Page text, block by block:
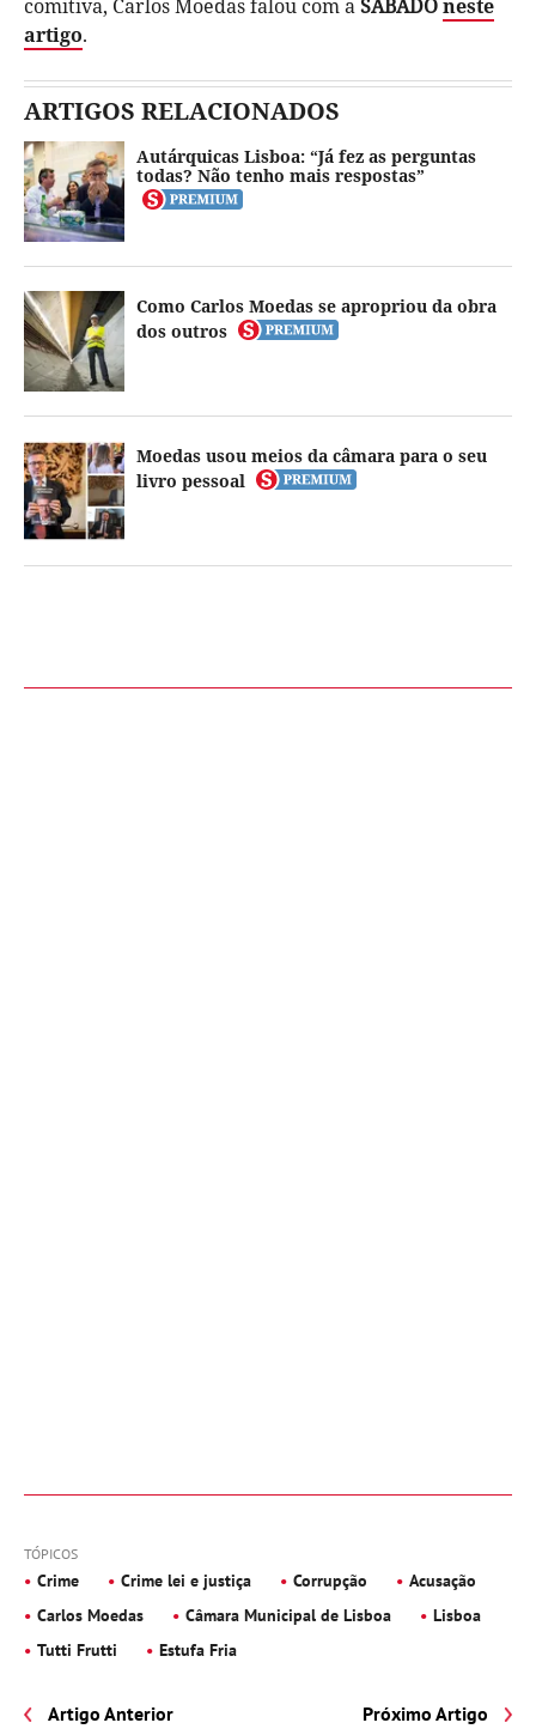
comitiva, Carlos Moedas falou com aSÁBADOneste
artigo.
ARTIGOS RELACIONADOS
Autárquicas Lisboa: “Já fez as perguntas
todas? Não tenho mais respostas”
Como Carlos Moedas se apropriou da obra
dos outros
Moedas usou meios da câmara para o seu
livro pessoal
TÓPICOS
Crime Crime lei e justiça Corrupção
Acusação
Carlos Moedas
Câmara Municipal de Lisboa
Lisboa
Tutti Frutti
Estufa Fria
Artigo Anterior Próximo Artigo